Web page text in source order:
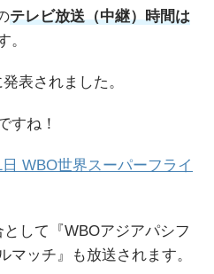
テレビ放送（中継）時間は
。
表されました。
すね！
WBO世界スーパーフライ
して『WBOアジアパシフ
マッチ』も放送されます。